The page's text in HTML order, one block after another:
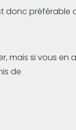
donc préférable
si vous en
de